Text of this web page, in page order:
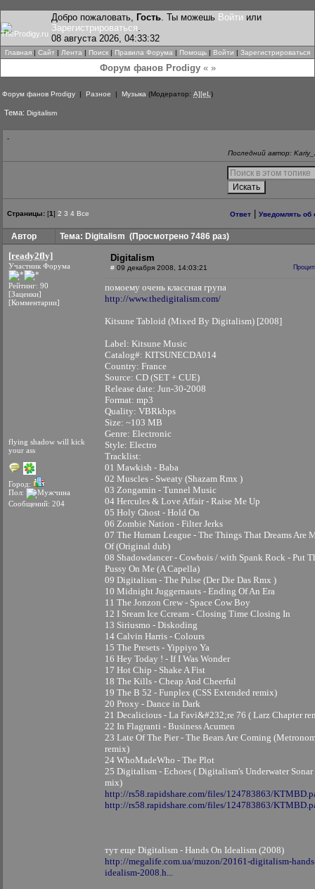
Добро пожаловать, Гость. Ты можешь Войти или
Зарегистрироваться.
08 августа 2026, 04:33:32
Главная | Сайт | Лента | Поиск | Правила Форума | Помощь | Войти | Зарегистрироваться
Форум фанов Prodigy« »
Форум фанов Prodigy | Разное | Музыка (Модератор: A][eL )
Тема: Digitalism
-
Последний автор:
Страницы: [1] 2 3 4 Все Ответ Уведомлять об
Автор Тема: Digitalism (Просмотрено 7486 раз)
[ready2fly]
Участник Форума
Рейтинг: 90
[Заценки]
[Комментарии]
flying shadow will kick
your ass
Город:
Пол:
Сообщений: 204
Digitalism
# 09 декабря 2008, 14:03:21
помоему очень классная група
http://www.thedigitalism.com/
Kitsune Tabloid (Mixed By Digitalism) [2008]
Label: Kitsune Music
Catalog#: KITSUNECDA014
Country: France
Source: CD (SET + CUE)
Release date: Jun-30-2008
Format: mp3
Quality: VBRkbps
Size: ~103 MB
Genre: Electronic
Style: Electro
Tracklist:
01 Mawkish - Baba
02 Muscles - Sweaty (Shazam Rmx )
03 Zongamin - Tunnel Music
04 Hercules & Love Affair - Raise Me Up
05 Holy Ghost - Hold On
06 Zombie Nation - Filter Jerks
07 The Human League - The Things That Dreams Are
Of (Original dub)
08 Shadowdancer - Cowbois / with Spank Rock - Put
Pussy On Me (A Capella)
09 Digitalism - The Pulse (Der Die Das Rmx )
10 Midnight Juggernauts - Ending Of An Era
11 The Jonzon Crew - Space Cow Boy
12 I Sream Ice Ccream - Closing Time Closing In
13 Siriusmo - Diskoding
14 Calvin Harris - Colours
15 The Presets - Yippiyo Ya
16 Hey Today ! - If I Was Wonder
17 Hot Chip - Shake A Fist
18 The Kills - Cheap And Cheerful
19 The B 52 - Funplex (CSS Extended remix)
20 Proxy - Dance in Dark
21 Decalicious - La Favi&#232;re 76 ( Larz Chapter
22 In Flagranti - Business Acumen
23 Late Of The Pier - The Bears Are Coming
remix)
24 WhoMadeWho - The Plot
25 Digitalism - Echoes ( Digitalism's Underwater
mix)
http://rs58.rapidshare.com/files/124783863/
http://rs58.rapidshare.com/files/124783863/
тут еще Digitalism - Hands On Idealism (2008)
http://megalife.com.ua/muzon/20161-digitalism-
idealism-2008.h...